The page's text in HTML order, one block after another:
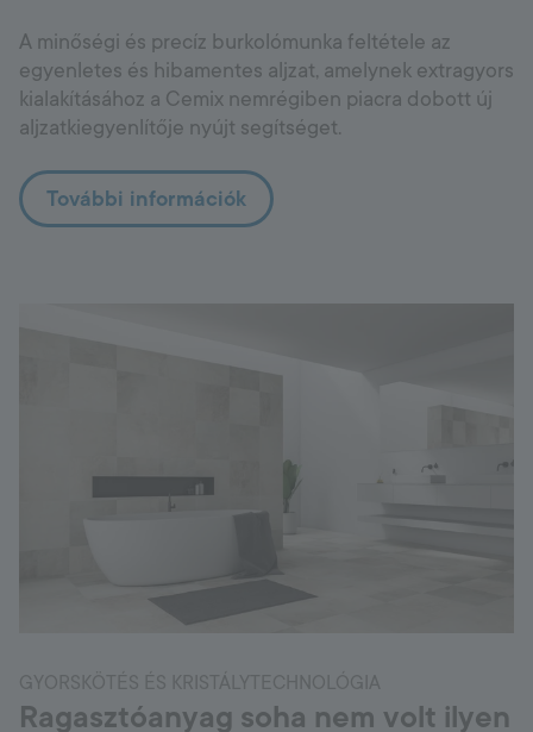
A minőségi és precíz burkolómunka feltétele az
egyenletes és hibamentes aljzat, amelynek extragyors
kialakításához a Cemix nemrégiben piacra dobott új
aljzatkiegyenlítője nyújt segítséget.
További információk
GYORSKÖTÉS ÉS KRISTÁLYTECHNOLÓGIA
Ragasztóanyag soha nem volt ilyen